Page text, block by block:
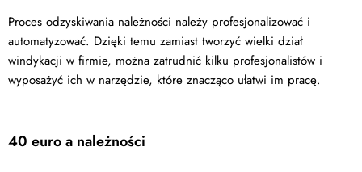
Proces odzyskiwania należności należy profesjonalizować i
automatyzować. Dzięki temu zamiast tworzyć wielki dział
windykacji w firmie, można zatrudnić kilku profesjonalistów i
wyposażyć ich w narzędzie, które znacząco ułatwi im pracę.
40 euro a należności